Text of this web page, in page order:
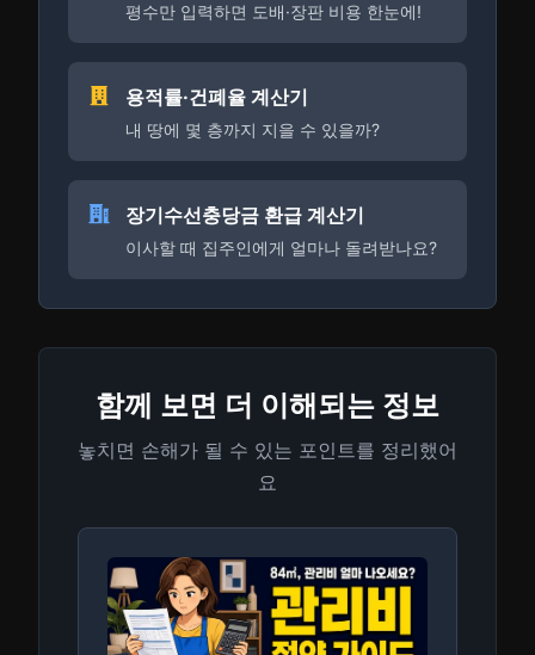
평수만 입력하면 도배·장판 비용 한눈에!
용적률·건폐율 계산기
내 땅에 몇 층까지 지을 수 있을까?
장기수선충당금 환급 계산기
이사할 때 집주인에게 얼마나 돌려받나요?
함께 보면 더 이해되는 정보
놓치면 손해가 될 수 있는 포인트를 정리했어
요